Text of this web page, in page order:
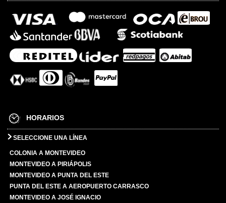
HORARIOS
SELECCIONE UNA LÍNEA
COLONIA A MONTEVIDEO
MONTEVIDEO A PIRIÁPOLIS
MONTEVIDEO A PUNTA DEL ESTE
PUNTA DEL ESTE A AEROPUERTO CARRASCO
MONTEVIDEO A JOSÉ IGNACIO